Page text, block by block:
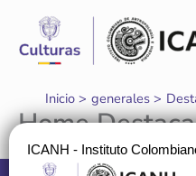
contenido
Inicio generales
Home
ICANH - Instituto